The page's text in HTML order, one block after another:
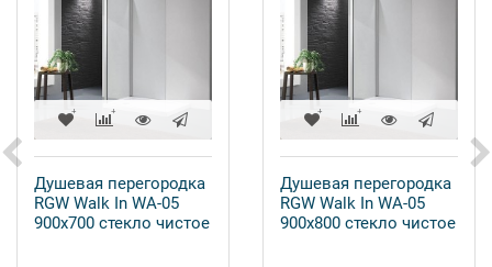
Душевая перегородка
RGW Walk In WA-05
900x700 стекло чистое
Душевая перегородка
RGW Walk In WA-05
900x800 стекло чистое